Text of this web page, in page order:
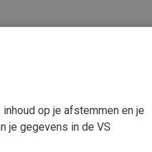
op je afstemmen en je
je gegevens in de VS